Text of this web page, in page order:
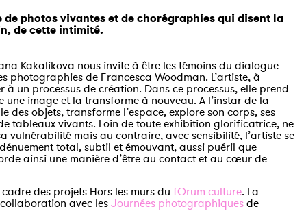
de photos vivantes et de chorégraphies qui disent la
de cette intimité.
Kakalikova nous invite à être les témoins du dialogue
photographies de Francesca Woodman. L’artiste, à
à un processus de création. Dans ce processus, elle prend
une image et la transforme à nouveau. A l’instar de la
des objets, transforme l’espace, explore son corps, ses
tableaux vivants. Loin de toute exhibition glorificatrice, ne
vulnérabilité mais au contraire, avec sensibilité, l’artiste se
total, subtil et émouvant, aussi puéril que
ainsi une manière d’être au contact et au cœur de
des projets Hors les murs du fOrum culture. La
avec les Journées photographiques de